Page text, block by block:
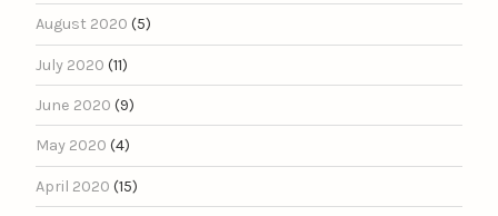
August 2020 (5)
July 2020 (11)
June 2020 (9)
May 2020 (4)
April 2020 (15)